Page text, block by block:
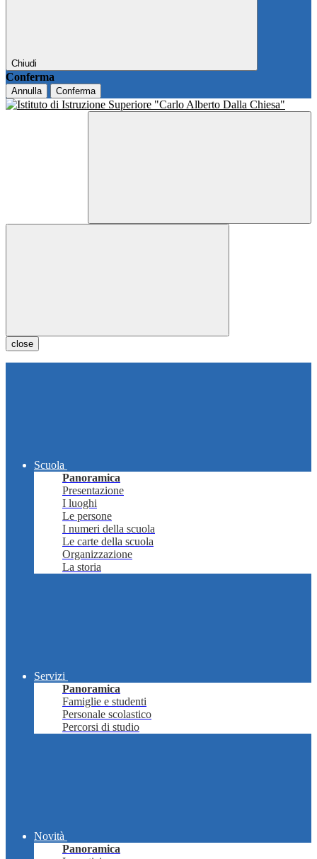
Chiudi
Conferma
Annulla Conferma
close
Scuola
Panoramica
Presentazione
I luoghi
Le persone
I numeri della scuola
Le carte della scuola
Organizzazione
La storia
Servizi
Panoramica
Famiglie e studenti
Personale scolastico
Percorsi di studio
Novità
Panoramica